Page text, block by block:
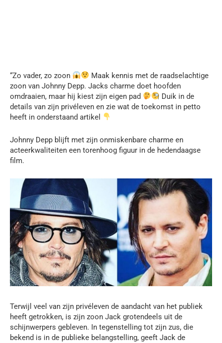
“Zo vader, zo zoon
Maak kennis met de raadselachtige
zoon van Johnny Depp. Jacks charme doet hoofden
omdraaien, maar hij kiest zijn eigen pad
Duik in de
details van zijn privéleven en zie wat de toekomst in petto
heeft in onderstaand artikel
Johnny Depp blijft met zijn onmiskenbare charme en
acteerkwaliteiten een torenhoog figuur in de hedendaagse
film.
Terwijl veel van zijn privéleven de aandacht van het publiek
heeft getrokken, is zijn zoon Jack grotendeels uit de
schijnwerpers gebleven. In tegenstelling tot zijn zus, die
bekend is in de publieke belangstelling, geeft Jack de